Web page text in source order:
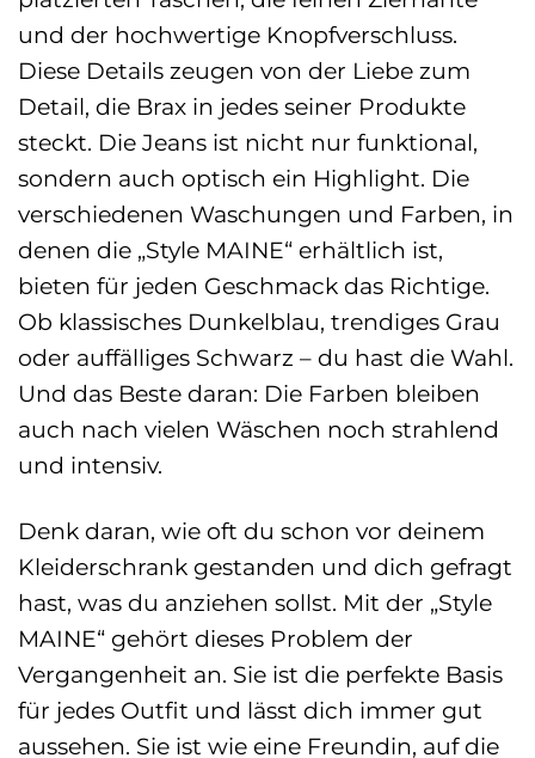
und der hochwertige Knopfverschluss.
Diese Details zeugen von der Liebe zum
Detail, die Brax in jedes seiner Produkte
steckt. Die Jeans ist nicht nur funktional,
sondern auch optisch ein Highlight. Die
verschiedenen Waschungen und Farben, in
denen die „Style MAINE“ erhältlich ist,
bieten für jeden Geschmack das Richtige.
Ob klassisches Dunkelblau, trendiges Grau
oder auffälliges Schwarz – du hast die Wahl.
Und das Beste daran: Die Farben bleiben
auch nach vielen Wäschen noch strahlend
und intensiv.
Denk daran, wie oft du schon vor deinem
Kleiderschrank gestanden und dich gefragt
hast, was du anziehen sollst. Mit der „Style
MAINE“ gehört dieses Problem der
Vergangenheit an. Sie ist die perfekte Basis
für jedes Outfit und lässt dich immer gut
aussehen. Sie ist wie eine Freundin, auf die